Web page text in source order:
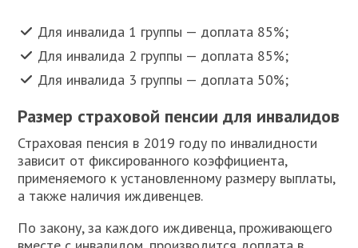
Для инвалида 1 группы — доплата 85%;
Для инвалида 2 группы — доплата 85%;
Для инвалида 3 группы — доплата 50%;
Размер страховой пенсии для инвалидов
Страховая пенсия в 2019 году по инвалидности
зависит от фиксированного коэффициента,
применяемого к установленному размеру выплаты,
а также наличия иждивенцев.
По закону, за каждого иждивенца, проживающего